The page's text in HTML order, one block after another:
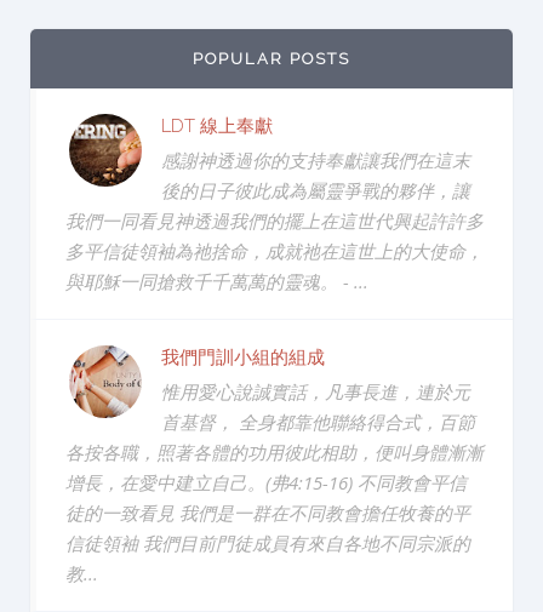
POPULAR POSTS
LDT 線上奉獻
感謝神透過你的支持奉獻讓我們在這末
後的日子彼此成為屬靈爭戰的夥伴，讓
我們一同看見神透過我們的擺上在這世代興起許許多
多平信徒領袖為祂捨命，成就祂在這世上的大使命，
與耶穌一同搶救千千萬萬的靈魂。 - ...
我們門訓小組的組成
惟用愛心說誠實話，凡事長進，連於元
首基督， 全身都靠他聯絡得合式，百節
各按各職，照著各體的功用彼此相助，便叫身體漸漸
增長，在愛中建立自己。(弗4:15-16) 不同教會平信
徒的一致看見 我們是一群在不同教會擔任牧養的平
信徒領袖 我們目前門徒成員有來自各地不同宗派的
教...